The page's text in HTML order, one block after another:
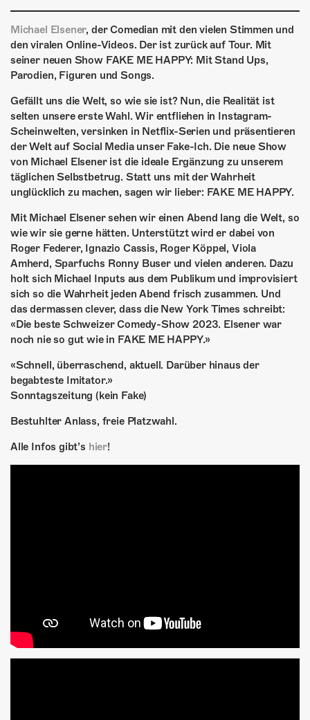
SHOP
MITMACHEN
Michael Elsener, der Comedian mit den vielen Stimmen und
den viralen Online-Videos. Der ist zurück auf Tour. Mit
seiner neuen Show FAKE ME HAPPY: Mit Stand Ups,
Parodien, Figuren und Songs.
Gefällt uns die Welt, so wie sie ist? Nun, die Realität ist
selten unsere erste Wahl. Wir entfliehen in Instagram-
Scheinwelten, versinken in Netflix-Serien und präsentieren
der Welt auf Social Media unser Fake-Ich. Die neue Show
von Michael Elsener ist die ideale Ergänzung zu unserem
täglichen Selbstbetrug. Statt uns mit der Wahrheit
unglücklich zu machen, sagen wir lieber: FAKE ME HAPPY.
Mit Michael Elsener sehen wir einen Abend lang die Welt, so
wie wir sie gerne hätten. Unterstützt wird er dabei von
Roger Federer, Ignazio Cassis, Roger Köppel, Viola
Amherd, Sparfuchs Ronny Buser und vielen anderen. Dazu
holt sich Michael Inputs aus dem Publikum und improvisiert
sich so die Wahrheit jeden Abend frisch zusammen. Und
das dermassen clever, dass die New York Times schreibt:
«Die beste Schweizer Comedy-Show 2023. Elsener war
noch nie so gut wie in FAKE ME HAPPY.»
«Schnell, überraschend, aktuell. Darüber hinaus der
begabteste Imitator.»
Sonntagszeitung (kein Fake)
Bestuhlter Anlass, freie Platzwahl.
Alle Infos gibt’s hier!